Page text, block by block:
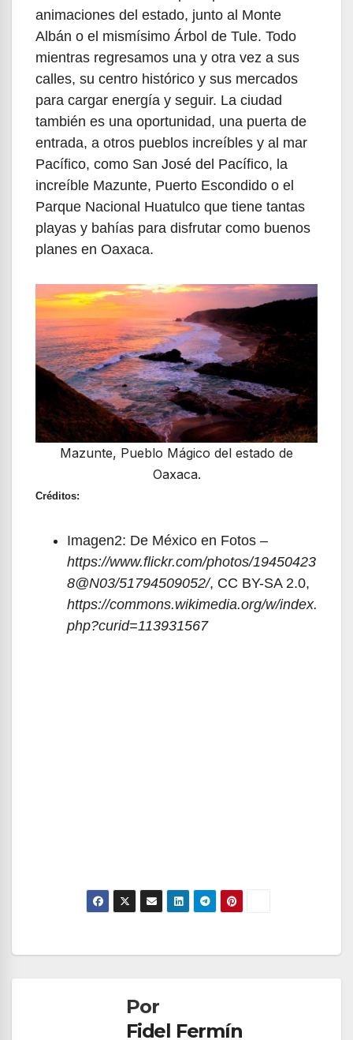
animaciones del estado, junto al Monte
Albán o el mismísimo Árbol de Tule. Todo
mientras regresamos una y otra vez a sus
calles, su centro histórico y sus mercados
para cargar energía y seguir. La ciudad
también es una oportunidad, una puerta de
entrada, a otros pueblos increíbles y al mar
Pacífico, como San José del Pacífico, la
increíble Mazunte, Puerto Escondido o el
Parque Nacional Huatulco que tiene tantas
playas y bahías para disfrutar como buenos
planes en Oaxaca.
Mazunte, Pueblo Mágico del estado de
Oaxaca.
Créditos:
Imagen2: De México en Fotos –
https://www.flickr.com/photos/19450423
8@N03/51794509052/, CC BY-SA 2.0,
https://commons.wikimedia.org/w/index.
php?curid=113931567
Navegación
entradasPor
Fidel Fermín